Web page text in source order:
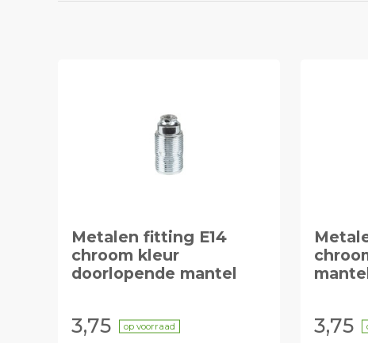
Metalen fitting E14
chroom kleur
doorlopende mantel
3,75 op voorraad 3,75